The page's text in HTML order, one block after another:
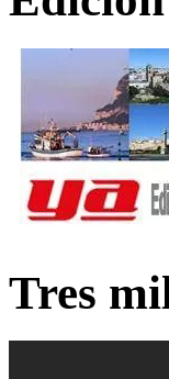
Tres